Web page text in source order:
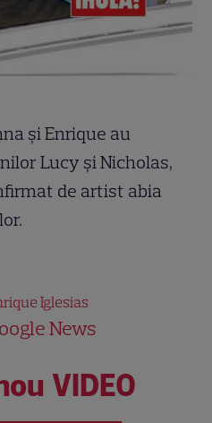
și Enrique au
Lucy şi Nicholas,
de artist abia
Iglesias
News
VIDEO